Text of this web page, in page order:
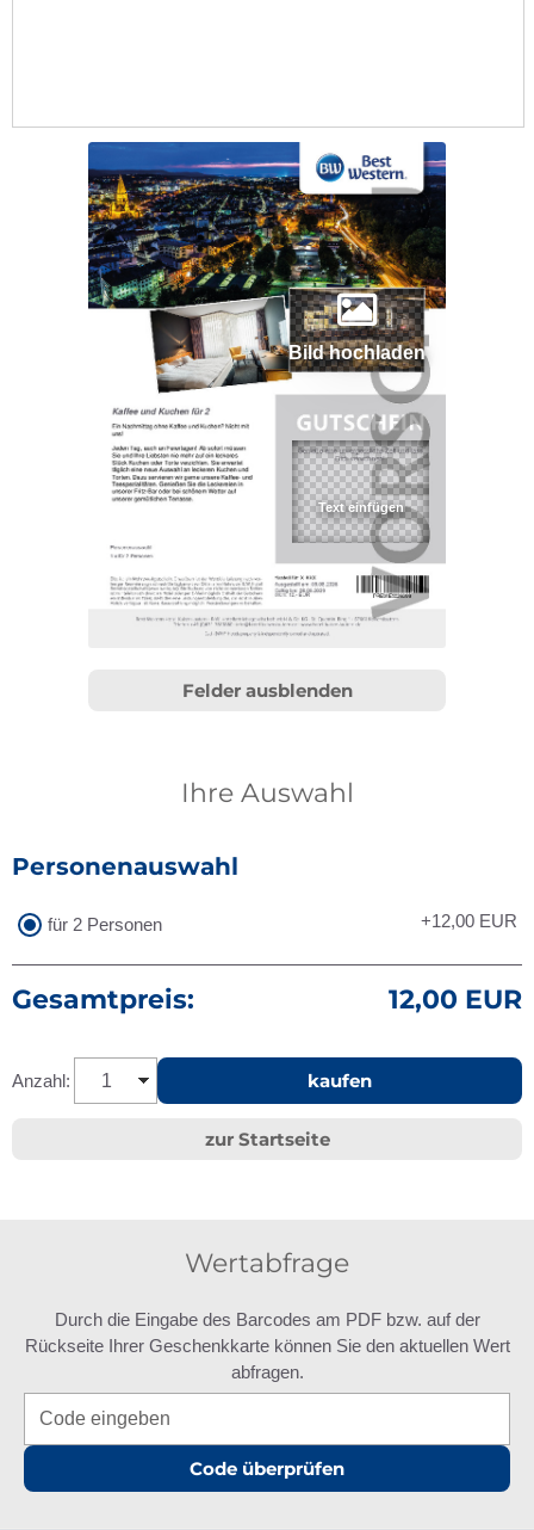
Bild hochladen
Felder ausblenden
Ihre Auswahl
Personenauswahl
für 2 Personen +12,00 EUR
Gesamtpreis: 12,00 EUR
Anzahl: kaufen
zur Startseite
Wertabfrage
Durch die Eingabe des Barcodes am PDF bzw. auf der
Rückseite Ihrer Geschenkkarte können Sie den aktuellen Wert
abfragen.
Code überprüfen